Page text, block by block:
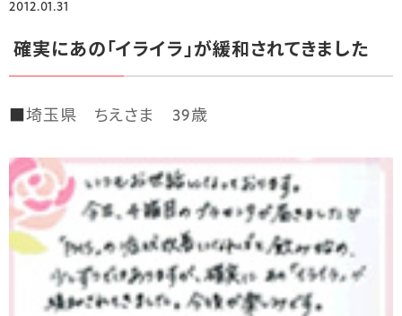
2012.01.31
確実にあの「イライラ」が緩和されてきました
■埼玉県 ちえさま 39歳